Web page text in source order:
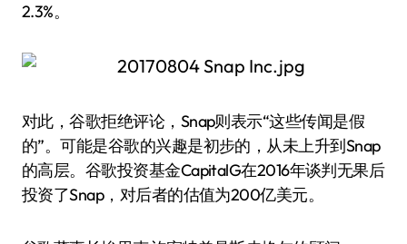
2.3%。
对此，谷歌拒绝评论，Snap则表示“这些传闻是假
的”。可能是谷歌的兴趣是初步的，从未上升到Snap
的高层。谷歌投资基金CapitalG在2016年谈判无果后
投资了Snap，对后者的估值为200亿美元。